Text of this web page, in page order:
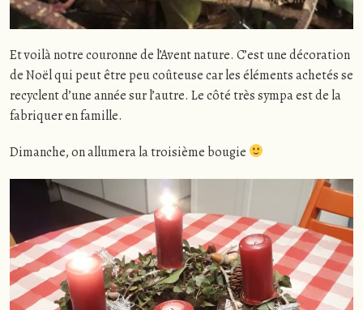
Et voilà notre couronne de l’Avent nature. C’est une décoration
de Noël qui peut être peu coûteuse car les éléments achetés se
recyclent d’une année sur l’autre. Le côté très sympa est de la
fabriquer en famille.
Dimanche, on allumera la troisième bougie